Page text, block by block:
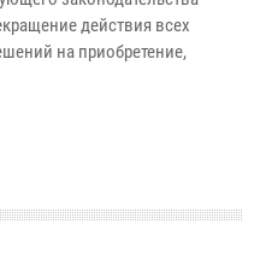
действия всех
на приобретение,